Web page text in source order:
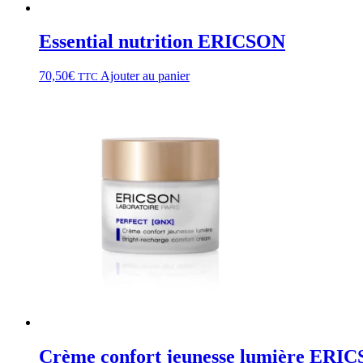
Essential nutrition ERICSON
70,50€ TTC Ajouter au panier
Crème confort jeunesse lumière